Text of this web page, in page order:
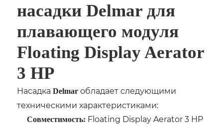
насадки Delmar для
плавающего модуля
Floating Display Aerator
3 HP
НасадкаDelmar обладает следующими
техническими характеристиками:
Совместимость: Floating Display Aerator 3 HP